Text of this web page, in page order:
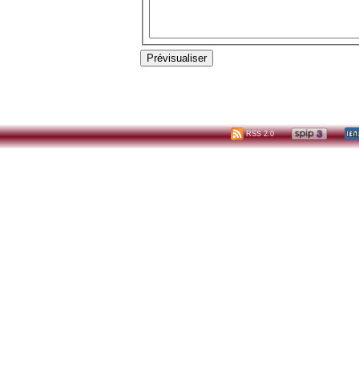
RSS 2.0